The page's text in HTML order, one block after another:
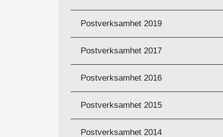
Postverksamhet 2019
Postverksamhet 2017
Postverksamhet 2016
Postverksamhet 2015
Postverksamhet 2014